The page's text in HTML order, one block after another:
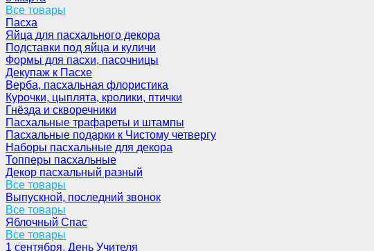
Все товары
Пасха
Яйца для пасхального декора
Подставки под яйца и куличи
Формы для пасхи, пасочницы
Декупаж к Пасхе
Верба, пасхальная флористика
Курочки, цыплята, кролики, птички
Гнёзда и скворечники
Пасхальные трафареты и штампы
Пасхальные подарки к Чистому четвергу
Наборы пасхальные для декора
Топперы пасхальные
Декор пасхальный разный
Все товары
Выпускной, последний звонок
Все товары
Яблочный Спас
Все товары
1 сентября, День Учителя